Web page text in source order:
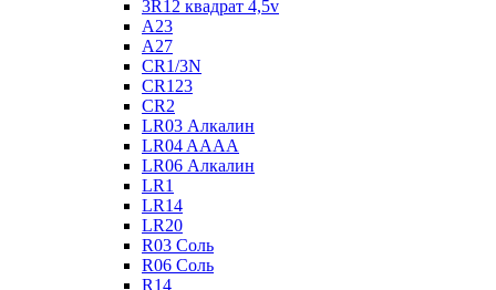
3R12 квадрат 4,5v
A23
A27
CR1/3N
CR123
CR2
LR03 Алкалин
LR04 AAAA
LR06 Алкалин
LR1
LR14
LR20
R03 Соль
R06 Соль
R14